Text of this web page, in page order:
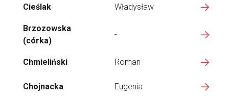
Cieślak Władysław
Brzozowska
(córka)
-
Chmieliński Roman
Chojnacka Eugenia